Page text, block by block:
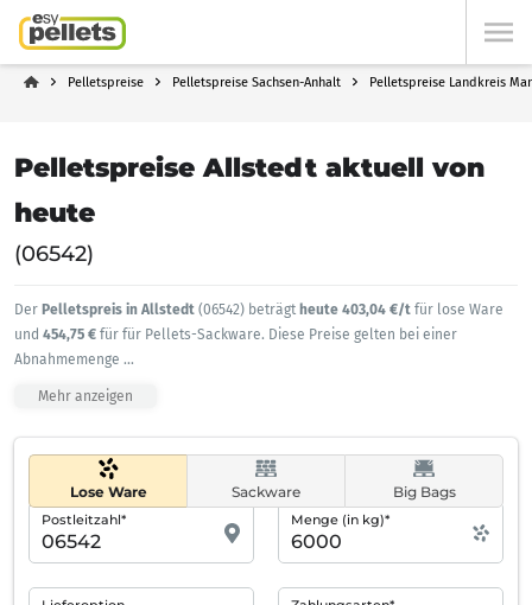
Pelletspreise Pelletspreise Sachsen-Anhalt Pelletspreise Landkreis
Pelletspreise Allstedt aktuell von
heute
(06542)
Der Pelletspreis in Allstedt (06542) beträgt heute 403,04 €/t für lose Ware
und 454,75 € für für Pellets-Sackware. Diese Preise gelten bei einer
Abnahmemenge ...
Mehr anzeigen
Lose Ware Sackware Big Bags
Postleitzahl* Menge (in kg)*